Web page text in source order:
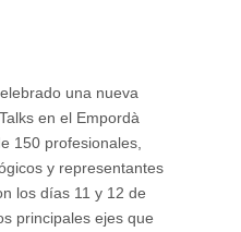
una nueva
en el Empordà
150 profesionales,
y representantes
los días 11 y 12 de
principales ejes que